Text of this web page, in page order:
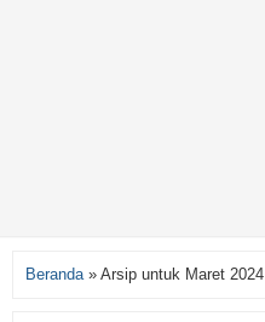
Beranda » Arsip untuk Maret 2024